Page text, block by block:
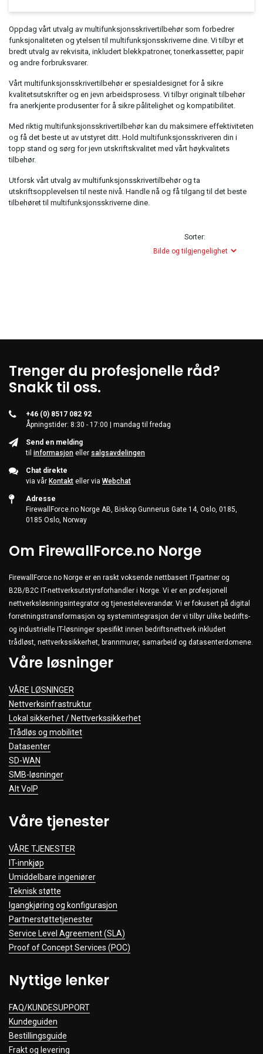
Household & Garden
Office Supplies
Point of Sale
Clothing
Music, Film & Literature
Beauty & Healthcare
MP3 Player
Oppdag vårt utvalg av multifunksjonsskrivertilbehør som forbedrer
funksjonaliteten og ytelsen til multifunksjonsskriverne dine. Vi tilbyr et
bredt utvalg av rekvisita, inkludert blekkpatroner, tonerkassetter, papir
og andre forbruksvarer.
Vårt multifunksjonsskrivertilbehør er spesialdesignet for å sikre
kvalitetsutskrifter og en jevn arbeidsprosess. Vi tilbyr originalt tilbehør
fra anerkjente produsenter for å sikre pålitelighet og kompatibilitet.
Med riktig multifunksjonsskrivertilbehør kan du maksimere effektiviteten
og få det beste ut av utstyret ditt. Hold multifunksjonsskriveren din i
topp stand og sørg for jevn utskriftskvalitet med vårt høykvalitets
tilbehør.
Utforsk vårt utvalg av multifunksjonsskrivertilbehør og ta
utskriftsopplevelsen til neste nivå. Handle nå og få tilgang til det beste
tilbehøret til multifunksjonsskriverne dine.
Sorter:
Trenger du profesjonelle råd?
Snakk til oss.
+46 (0) 8517 082 92
Åpningstider: 8:30 - 17:00 | mandag til fredag
Send en melding
til informasjon eller salgsavdelingen
Chat direkte
via vår Kontakt eller via Webchat
Adresse
FirewallForce.no Norge AB, Biskop Gunnerus Gate 14, Oslo, 0185,
0185 Oslo, Norway
Om FirewallForce.no Norge
FirewallForce.no Norge er en raskt voksende nettbasert IT-partner og
B2B/B2C IT-nettverksutstyrsforhandler i Norge. Vi er en profesjonell
nettverksløsningsintegrator og tjenesteleverandør. Vi er fokusert på digital
forretningstransformasjon og systemintegrasjon der vi tilbyr ulike bedrifts-
og industrielle IT-løsninger spesifikt innen bedriftsnettverk inkludert
trådløst, nettverkssikkerhet, brannmurer, samarbeid og datasenterdomene.
Våre løsninger
VÅRE LØSNINGER
Nettverksinfrastruktur
Lokal sikkerhet / Nettverkssikkerhet
Trådløs og mobilitet
Datasenter
SD-WAN
SMB-løsninger
Alt VoIP
Våre tjenester
VÅRE TJENESTER
IT-innkjøp
Umiddelbare ingeniører
Teknisk støtte
Igangkjøring og konfigurasjon
Partnerstøttetjenester
Service Level Agreement (SLA)
Proof of Concept Services (POC)
Nyttige lenker
FAQ/KUNDESUPPORT
Kundeguiden
Bestillingsguide
Frakt og levering